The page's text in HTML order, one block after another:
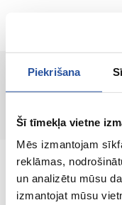
Piekrišana
Šī tīmekļa vietne
Mēs izmantojam
reklāmas,
un analizētu mūsu
izmantojat mūsu